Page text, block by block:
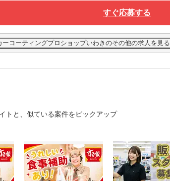
すぐ応募する
ーコーティングプロショップいわきのその他の求人を見る
トと、似ている案件をピックアップ